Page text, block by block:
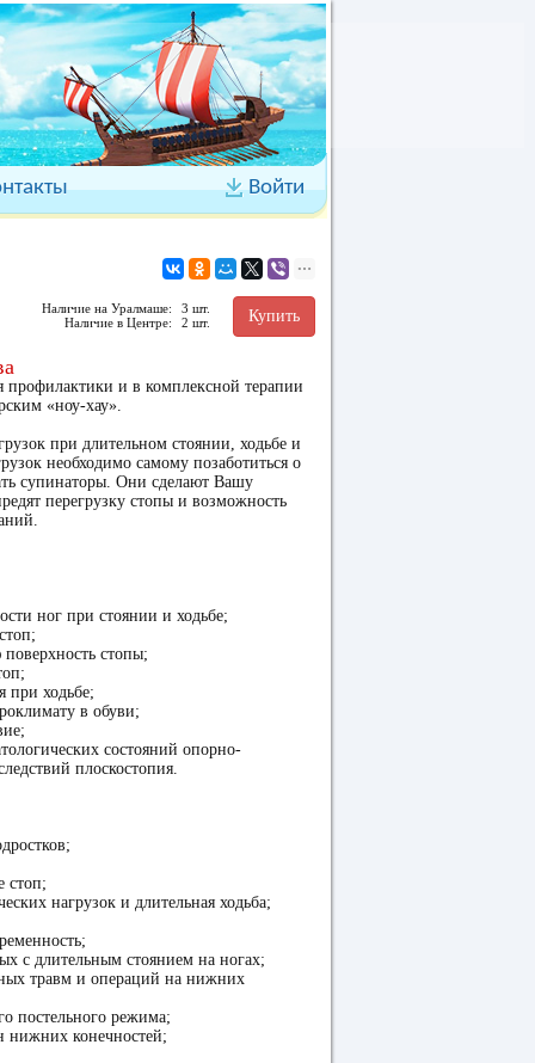
Войти
Наличие на Уралмаше:
3 шт.
Наличие в Центре:
2 шт. Купить
профилактики и в комплексной терапии
«ноу-хау».
при длительном стоянии, ходьбе и
необходимо самому позаботиться о
супинаторы. Они сделают Вашу
перегрузку стопы и возможность
ног при стоянии и ходьбе;
стопы;
при ходьбе;
в обуви;
состояний опорно-
плоскостопия.
стоп;
нагрузок и длительная ходьба;
с длительным стоянием на ногах;
травм и операций на нижних
постельного режима;
нижних конечностей;